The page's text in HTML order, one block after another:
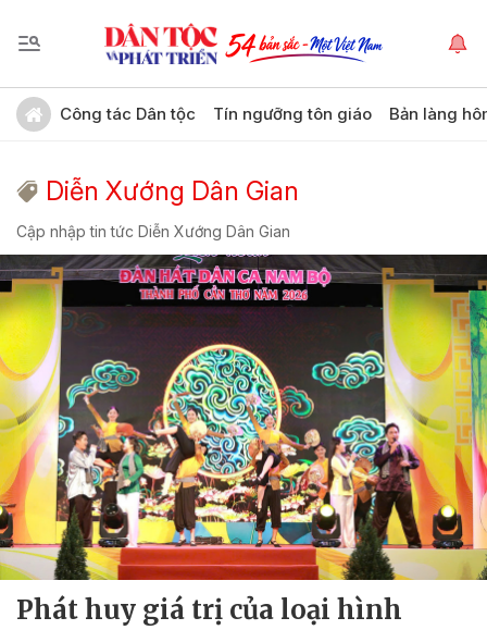
Công tác Dân tộc Tín ngưỡng tôn giáo Bản làng
Diễn Xướng Dân Gian
Cập nhập tin tức Diễn Xướng Dân Gian
Phát huy giá trị của loại hình